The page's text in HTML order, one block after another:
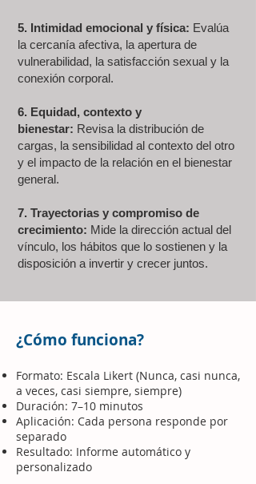
5. Intimidad emocional y física: Evalúa
la cercanía afectiva, la apertura de
vulnerabilidad, la satisfacción sexual y la
conexión corporal.
6. Equidad, contexto y
bienestar: Revisa la distribución de
cargas, la sensibilidad al contexto del otro
y el impacto de la relación en el bienestar
general.
7. Trayectorias y compromiso de
crecimiento: Mide la dirección actual del
vínculo, los hábitos que lo sostienen y la
disposición a invertir y crecer juntos.
¿Cómo funciona?
Formato: Escala Likert (Nunca, casi nunca,
a veces, casi siempre, siempre)
Duración: 7–10 minutos
Aplicación: Cada persona responde por
separado
Resultado: Informe automático y
personalizado